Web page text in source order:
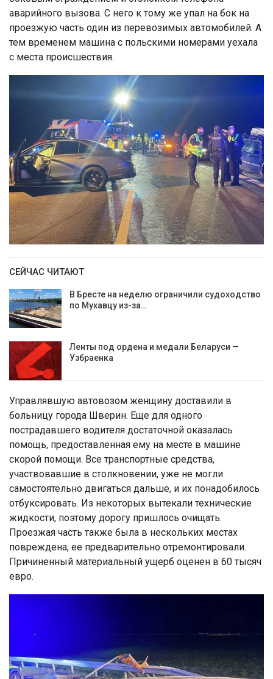
аварийного вызова. С него к тому же упал на бок на
проезжую часть один из перевозимых автомобилей. А
тем временем машина с польскими номерами уехала
с места происшествия.
СЕЙЧАС ЧИТАЮТ
В Бресте на неделю ограничили судоходство
по Мухавцу из-за…
Ленты под ордена и медали Беларуси —
Узбраенка
Управлявшую автовозом женщину доставили в
больницу города Шверин. Еще для одного
пострадавшего водителя достаточной оказалась
помощь, предоставленная ему на месте в машине
скорой помощи. Все транспортные средства,
участвовавшие в столкновении, уже не могли
самостоятельно двигаться дальше, и их понадобилось
отбуксировать. Из некоторых вытекали технические
жидкости, поэтому дорогу пришлось очищать.
Проезжая часть также была в нескольких местах
повреждена, ее предварительно отремонтировали.
Причиненный материальный ущерб оценен в 60 тысяч
евро.